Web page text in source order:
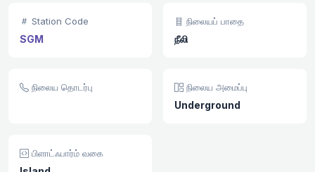
Station Code
SGM
நிலையப் பாதை
நீலி
நிலைய தொடர்பு நிலைய அமைப்பு
Underground
பிளாட்ஃபார்ம் வகை